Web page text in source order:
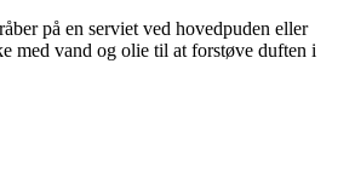
på en serviet ved hovedpuden eller
med vand og olie til at forstøve duften i